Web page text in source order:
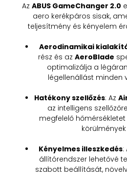
Az ABUS GameChanger 2.0
aero kerékpáros sisak,
teljesítmény és kényelem
Aerodinamikai
rész és az AeroBlade
optimalizálja a
légellenállást minden
Hatékony szellőzés: Az
az intelligens
megfelelő
Kényelmes illeszkedés:
állítórendszer lehetővé
szabott beállítását,